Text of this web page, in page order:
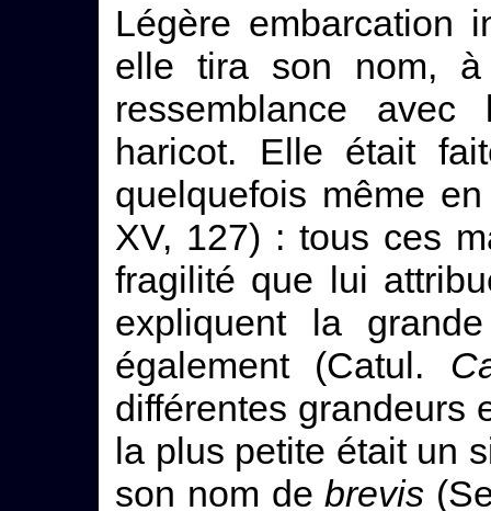
Légère embarcation
elle tira son nom,
ressemblance
haricot. Elle était
quelquefois même
XV, 127) : tous ces
fragilité que lui
expliquent la
également (Catul.
différentes grandeurs
la plus petite était un
son nom debrevis